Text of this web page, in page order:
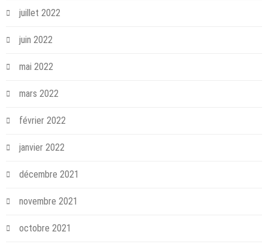
juillet 2022
juin 2022
mai 2022
mars 2022
février 2022
janvier 2022
décembre 2021
novembre 2021
octobre 2021